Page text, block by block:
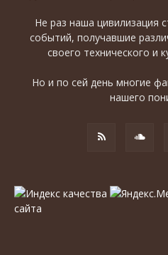
Не раз наша цивилизация
событий, получавшие
своего технического и
Но и по сей день многие
нашего